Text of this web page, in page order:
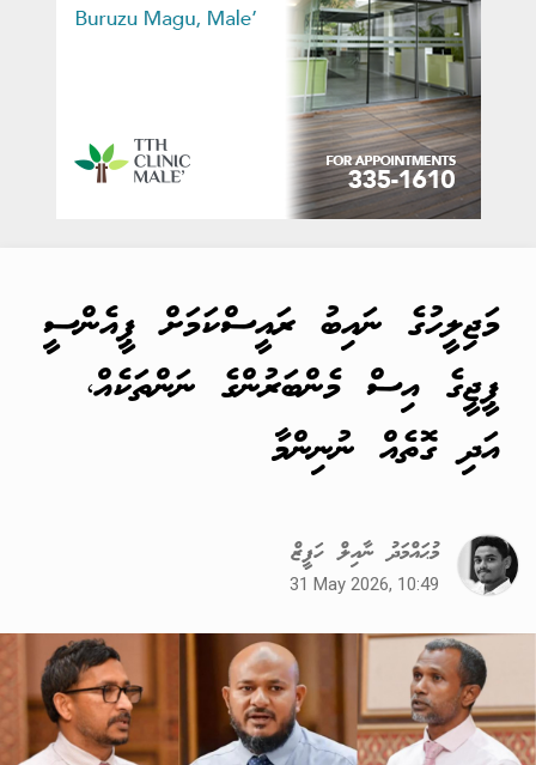
މަޖިލީހުގެ ނައިބު ރައީސްކަމަށް ޕީއެންސީ
ޕީޖީގެ އިސް މެންބަރުންގެ ނަންތަކެއް،
އަދި ގޮތެއް ނުނިންމާ
މުޙައްމަދު ނާއިލް ހަފީޒް
31 May 2026, 10:49